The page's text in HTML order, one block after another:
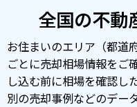
全国の不動
お住まいのエリア（都道
ごとに売却相場情報をご
し込む前に相場を確認し
別の売却事例などのデー